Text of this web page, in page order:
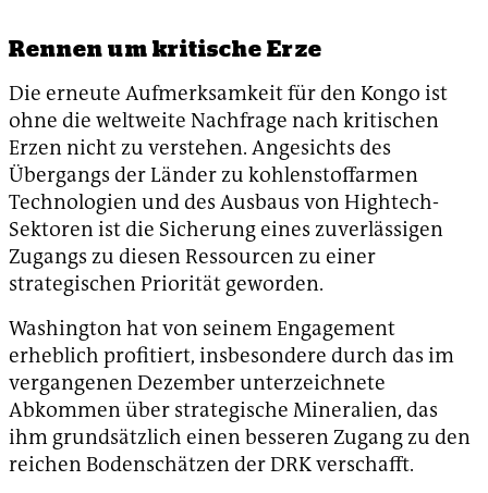
Rennen um kritische Erze
Die erneute Aufmerksamkeit für den Kongo ist
ohne die weltweite Nachfrage nach kritischen
Erzen nicht zu verstehen. Angesichts des
Übergangs der Länder zu kohlenstoffarmen
Technologien und des Ausbaus von Hightech-
Sektoren ist die Sicherung eines zuverlässigen
Zugangs zu diesen Ressourcen zu einer
strategischen Priorität geworden.
Washington hat von seinem Engagement
erheblich profitiert, insbesondere durch das im
vergangenen Dezember unterzeichnete
Abkommen über strategische Mineralien, das
ihm grundsätzlich einen besseren Zugang zu den
reichen Bodenschätzen der DRK verschafft.